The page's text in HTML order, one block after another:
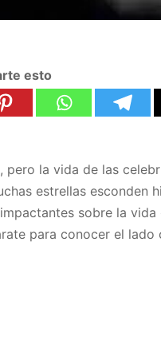
esto
la vida de las
estrellas esconden
sobre la
para conocer el lado